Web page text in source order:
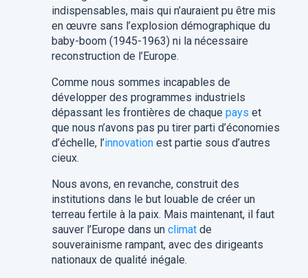
indispensables, mais qui n’auraient pu être mis
en œuvre sans l’explosion démographique du
baby-boom (1945-1963) ni la nécessaire
reconstruction de l’Europe.
Comme nous sommes incapables de
développer des programmes industriels
dépassant les frontières de chaque pays et
que nous n’avons pas pu tirer parti d’économies
d’échelle, l’innovationest partie sous d’autres
cieux.
Nous avons, en revanche, construit des
institutions dans le but louable de créer un
terreau fertile à la paix. Mais maintenant, il faut
sauver l’Europe dans un climatde
souverainisme rampant, avec des dirigeants
nationaux de qualité inégale.